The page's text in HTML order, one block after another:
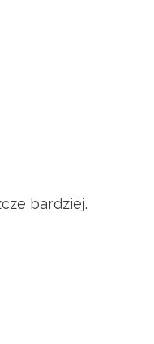
bardziej.